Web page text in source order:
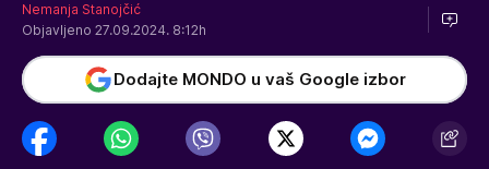
Nemanja Stanojčić
Objavljeno 27.09.2024. 8:12h
Dodajte MONDO u vaš Google izbor